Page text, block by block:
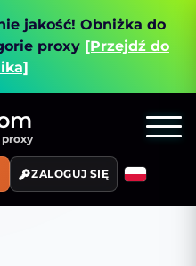
jakość! Obniżka do
proxy [Przejdź do
ZALOGUJ SIĘ